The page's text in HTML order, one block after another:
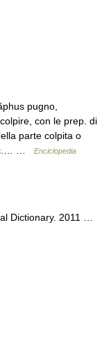
pugno,
con le prep. di
parte colpita o
c.… …
Enciclopedia
Dictionary. 2011 …